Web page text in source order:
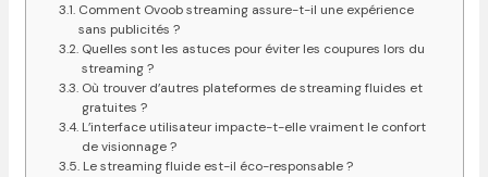
Comment Ovoob streaming assure-t-il une expérience
sans publicités ?
Quelles sont les astuces pour éviter les coupures lors du
streaming ?
Où trouver d’autres plateformes de streaming fluides et
gratuites ?
L’interface utilisateur impacte-t-elle vraiment le confort
de visionnage ?
Le streaming fluide est-il éco-responsable ?